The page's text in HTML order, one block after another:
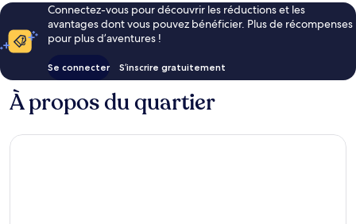
Connectez-vous pour découvrir les réductions et les
avantages dont vous pouvez bénéficier. Plus de récompenses
pour plus d’aventures !
Se connecter S’inscrire gratuitement
À propos du quartier